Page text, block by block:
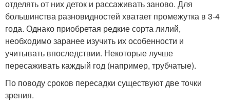
отделять от них деток и рассаживать заново. Для
большинства разновидностей хватает промежутка в 3-4
года. Однако приобретая редкие сорта лилий,
необходимо заранее изучить их особенности и
учитывать впоследствии. Некоторые лучше
пересаживать каждый год (например, трубчатые).
По поводу сроков пересадки существуют две точки
зрения.